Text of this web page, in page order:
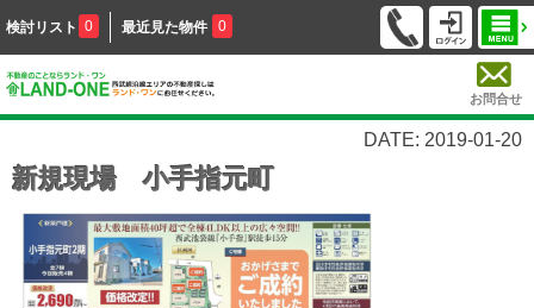
検討リスト 0 最近見た物件 0
お問合せ
DATE: 2019-01-20
新規現場 小手指元町